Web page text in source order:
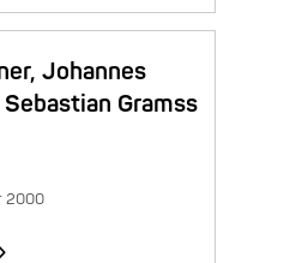
Johannes
Sebastian Gramss
2000